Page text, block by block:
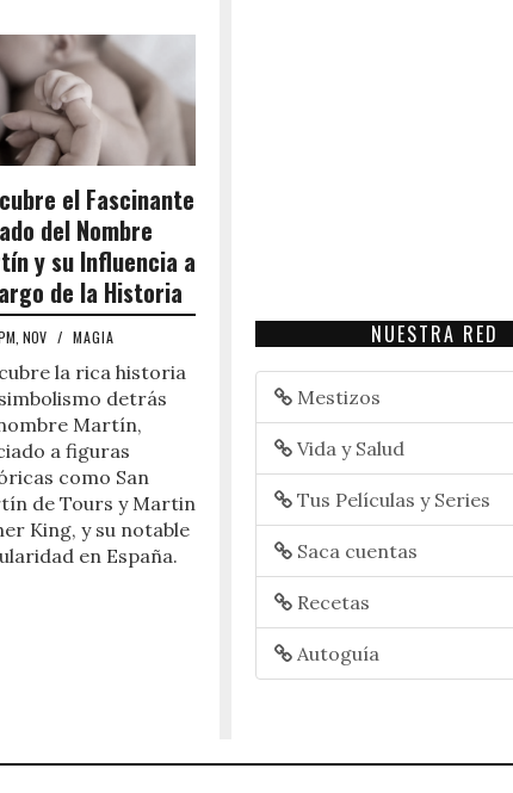
el Fascinante
del Nombre
y su Influencia a
de la Historia
NOV / MAGIA
la rica historia
detrás
Martín,
a figuras
como San
de Tours y Martin
King, y su notable
en España.
NUESTRA RED
Mestizos
Vida y Salud
Tus Películas y Series
Saca cuentas
Recetas
Autoguía